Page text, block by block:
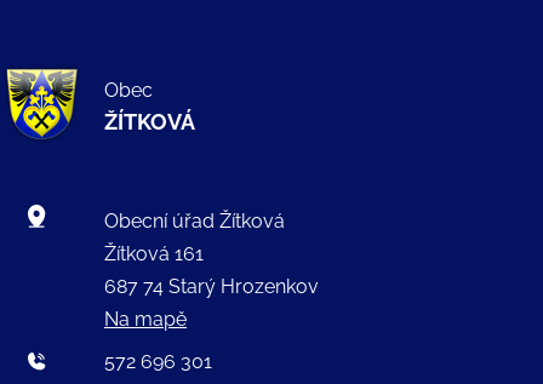
Obec
ŽÍTKOVÁ
Obecní úřad Žítková
Žítková 161
687 74 Starý Hrozenkov
Na mapě
572 696 301